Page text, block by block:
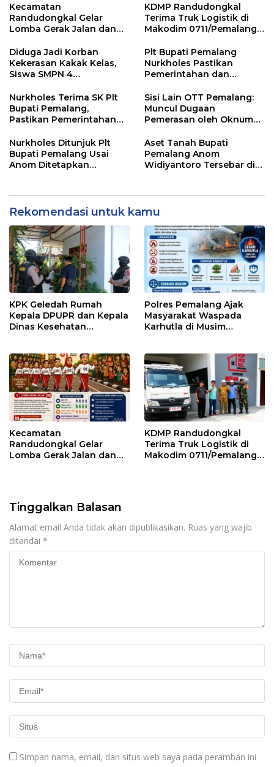
Kecamatan
Randudongkal Gelar
Lomba Gerak Jalan dan
HUT RI ke-81
KDMP Randudongkal
Terima Truk Logistik di
Makodim 0711/Pemalang
Desa
Diduga Jadi Korban
Kekerasan Kakak Kelas,
Siswa SMPN 4
Dunia
Plt Bupati Pemalang
Nurkholes Pastikan
Pemerintahan dan
Berjalan
Nurkholes Terima SK Plt
Bupati Pemalang,
Pastikan Pemerintahan
Sisi Lain OTT Pemalang:
Muncul Dugaan
Pemerasan oleh Oknum
Nurkholes Ditunjuk Plt
Bupati Pemalang Usai
Anom Ditetapkan
Aset Tanah Bupati
Pemalang Anom
Widiyantoro Tersebar di
Rekomendasi untuk kamu
KPK Geledah Rumah
Kepala DPUPR dan Kepala
Dinas Kesehatan
Polres Pemalang Ajak
Masyarakat Waspada
Karhutla di Musim
Kecamatan
Randudongkal Gelar
Lomba Gerak Jalan dan
KDMP Randudongkal
Terima Truk Logistik di
Makodim 0711/Pemalang
Tinggalkan Balasan
Alamat email Anda tidak akan dipublikasikan. Ruas yang wajib
ditandai *
Simpan nama, email, dan situs web saya pada peramban ini